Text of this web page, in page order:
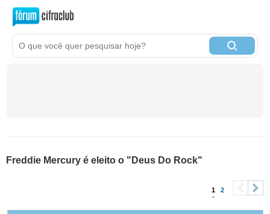
Freddie Mercury é eleito o "Deus Do Rock"
1 2